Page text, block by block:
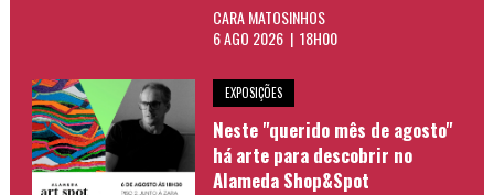
CARA MATOSINHOS
6 AGO 2026 | 18H00
EXPOSIÇÕES
Neste "querido mês de agosto"
há arte para descobrir no
Alameda Shop&Spot